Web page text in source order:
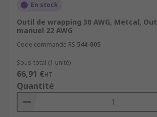
En stock
Outil de wrapping 30 AWG, Metcal,
manuel 22 AWG
Code commande RS 544-005
Sous-total (1 unité)
66,91 €HT
Quantité